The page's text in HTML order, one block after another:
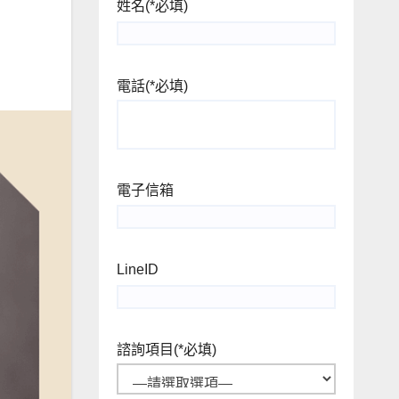
姓名(*必填)
電話(*必填)
電子信箱
LineID
諮詢項目 (*必填)